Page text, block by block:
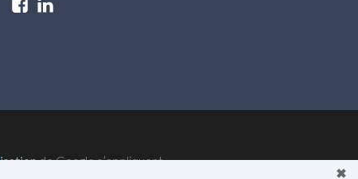
de Google s’appliquent.
✖